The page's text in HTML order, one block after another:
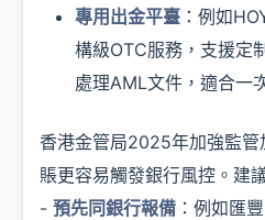
專用出金平臺 ：例如
構級OTC服務，支援定
處理AML文件，適合一
香港金管局2025年加強監
賬更容易觸發銀行風控。建議
- 預先同銀行報備 ：例如匯